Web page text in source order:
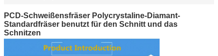
PCD-Schweißensfräser Polycrystaline-Diamant-
Standardfräser benutzt für den Schnitt und das
Schnitzen